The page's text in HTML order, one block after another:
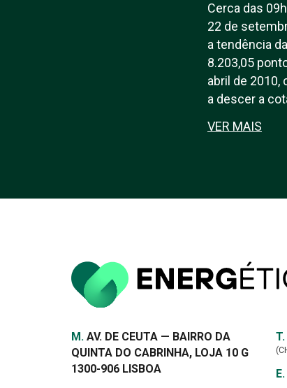
Cerca das
22 de
a tendência
8.203,05
abril de 2010,
a descer a
VER MAIS
Morada
M. AV. DE CEUTA — BAIRRO DA
QUINTA DO CABRINHA, LOJA 10 G
1300-906 LISBOA
T.
E-
E.